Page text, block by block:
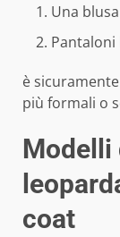
Una
è
più formali o
Modelli
coat